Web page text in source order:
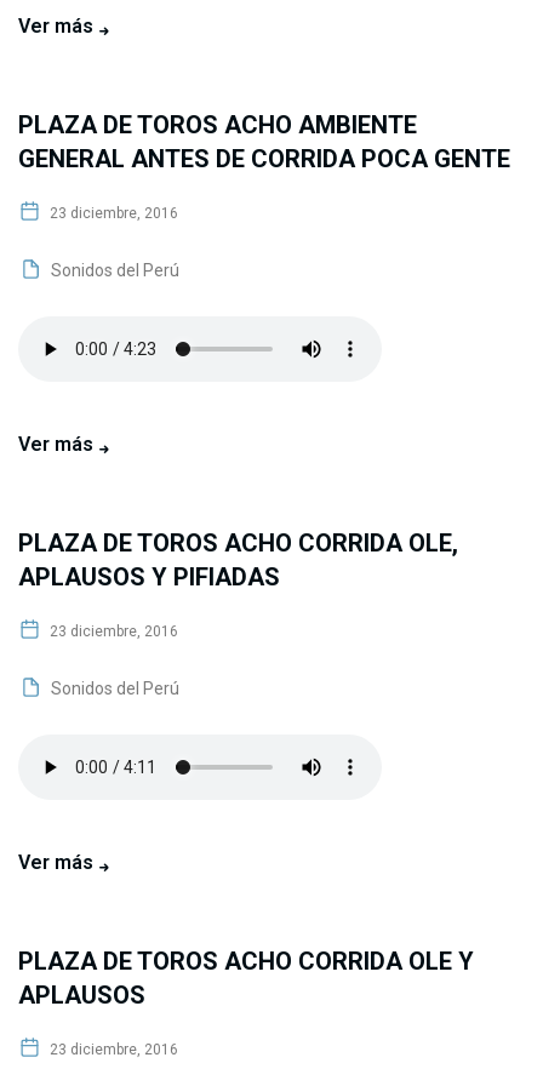
Ver más
PLAZA DE TOROS ACHO AMBIENTE
GENERAL ANTES DE CORRIDA POCA GENTE
23 diciembre, 2016
Sonidos del Perú
Ver más
PLAZA DE TOROS ACHO CORRIDA OLE,
APLAUSOS Y PIFIADAS
23 diciembre, 2016
Sonidos del Perú
Ver más
PLAZA DE TOROS ACHO CORRIDA OLE Y
APLAUSOS
23 diciembre, 2016